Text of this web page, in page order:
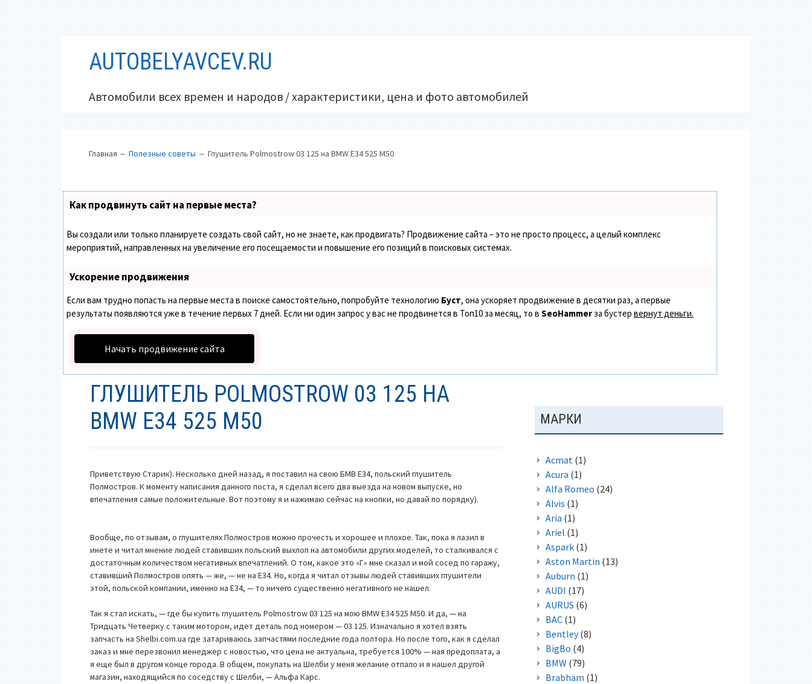
содержимомуAUTOBELYAVCEV.RU
Автомобили всех времен и народов / характеристики, цена и фото автомобилей
МЕНЮ
САЙТЕ
(ХЛЕБНЫЕ
КРОШКИ)
Главная Полезные советы Глушитель Polmostrow 03 125 на BMW E34 525 M50
Как продвинуть сайт на первые места?
Вы создали или только планируете создать свой сайт, но не знаете, как продвигать? Продвижение сайта – это не просто процесс, а целый комплекс
мероприятий, направленных на увеличение его посещаемости и повышение его позиций в поисковых системах.
Ускорение продвижения
Если вам трудно попасть на первые места в поиске самостоятельно, попробуйте технологию Буст, она ускоряет продвижение в десятки раз, а первые
результаты появляются уже в течение первых 7 дней. Если ни один запрос у вас не продвинется в Топ10 за месяц, то вSeoHammerза бустервернут деньги.
Начать продвижение сайта
ГЛУШИТЕЛЬ POLMOSTROW 03 125 НА
BMW E34 525 M50
Приветствую Старик). Несколько дней назад, я поставил на свою БМВ Е34, польский глушитель
Полмостров. К моменту написания данного поста, я сделал всего два выезда на новом выпуске, но
впечатления самые положительные. Вот поэтому я и нажимаю сейчас на кнопки, но давай по порядку).
Вообще, по отзывам, о глушителях Полмостров можно прочесть и хорошее и плохое. Так, пока я лазил в
инете и читал мнение людей ставивших польский выхлоп на автомобили других моделей, то сталкивался с
достаточным количеством негативных впечатлений. О том, какое это «Г» мне сказал и мой сосед по гаражу,
ставивший Полмостров опять — же, — не на Е34. Но, когда я читал отзывы людей ставивших глушители
этой, польской компании, именно на Е34, — то ничего существенно негативного не нашел.
Так я стал искать, — где бы купить глушитель Polmostrow 03 125 на мою BMW E34 525 M50. И да, — на
Тридцать Четверку с таким мотором, идет деталь под номером — 03 125. Изначально я хотел взять
запчасть на Shelbi.com.ua где затариваюсь запчастями последние года полтора. Но после того, как я сделал
заказ и мне перезвонил менеджер с новостью, что цена не актуальна, требуется 100% — ная предоплата, а
я еще был в другом конце города. В общем, покупать на Шелби у меня желание отпало и я нашел другой
магазин, находящийся по соседству с Шелби, — Альфа Карс.
ОСНОВНАЯ
ПАНЕЛЬ
МАРКИ
Acmat (1)
Acura (1)
Alfa Romeo (24)
Alvis (1)
Aria (1)
Ariel (1)
Aspark(1)
Aston Martin (13)
Auburn (1)
AUDI (17)
AURUS (6)
BAC(1)
Bentley(8)
BigBo (4)
BMW (79)
Brabham (1)